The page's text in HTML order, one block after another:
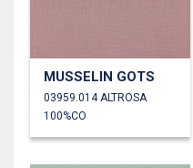
MUSSELIN GOTS
03959.014 ALTROSA
100%CO